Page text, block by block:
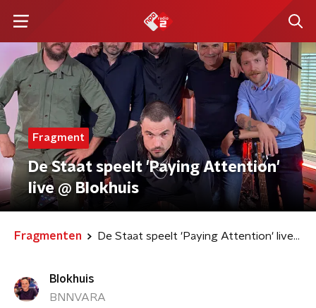
Fragment
De Staat speelt 'Paying Attention'
live @ Blokhuis
Fragmenten De Staat speelt 'Paying Attention' live @ Blokhuis
Blokhuis
BNNVARA